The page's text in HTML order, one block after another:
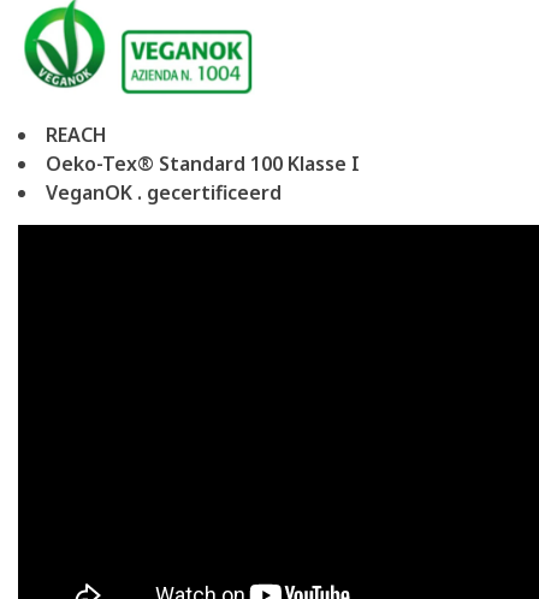
REACH
Oeko-Tex® Standard 100 Klasse I
VeganOK . gecertificeerd